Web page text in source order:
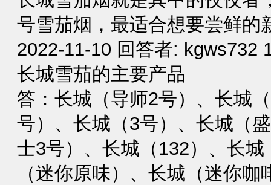
号雪茄烟，最适合想要尝鲜的
2022-11-10 回答者: kgws732
长城雪茄的主要产品
答：长城（导师2号）、长城
号）、长城（3号）、长城（
士3号）、长城（132）、长
（迷你原味）、长城（迷你